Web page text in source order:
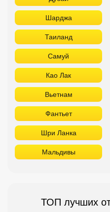
Шарджа
Таиланд
Самуй
Као Лак
Вьетнам
Фантьет
Шри Ланка
Мальдивы
ТОП лучших